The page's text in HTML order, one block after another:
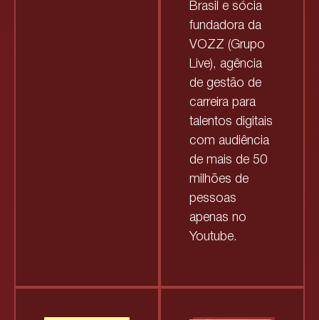
Brasil e sócia
fundadora da
VOZZ (Grupo
Live), agência
de gestão de
carreira para
talentos digitais
com audiência
de mais de 50
milhões de
pessoas
apenas no
Youtube.